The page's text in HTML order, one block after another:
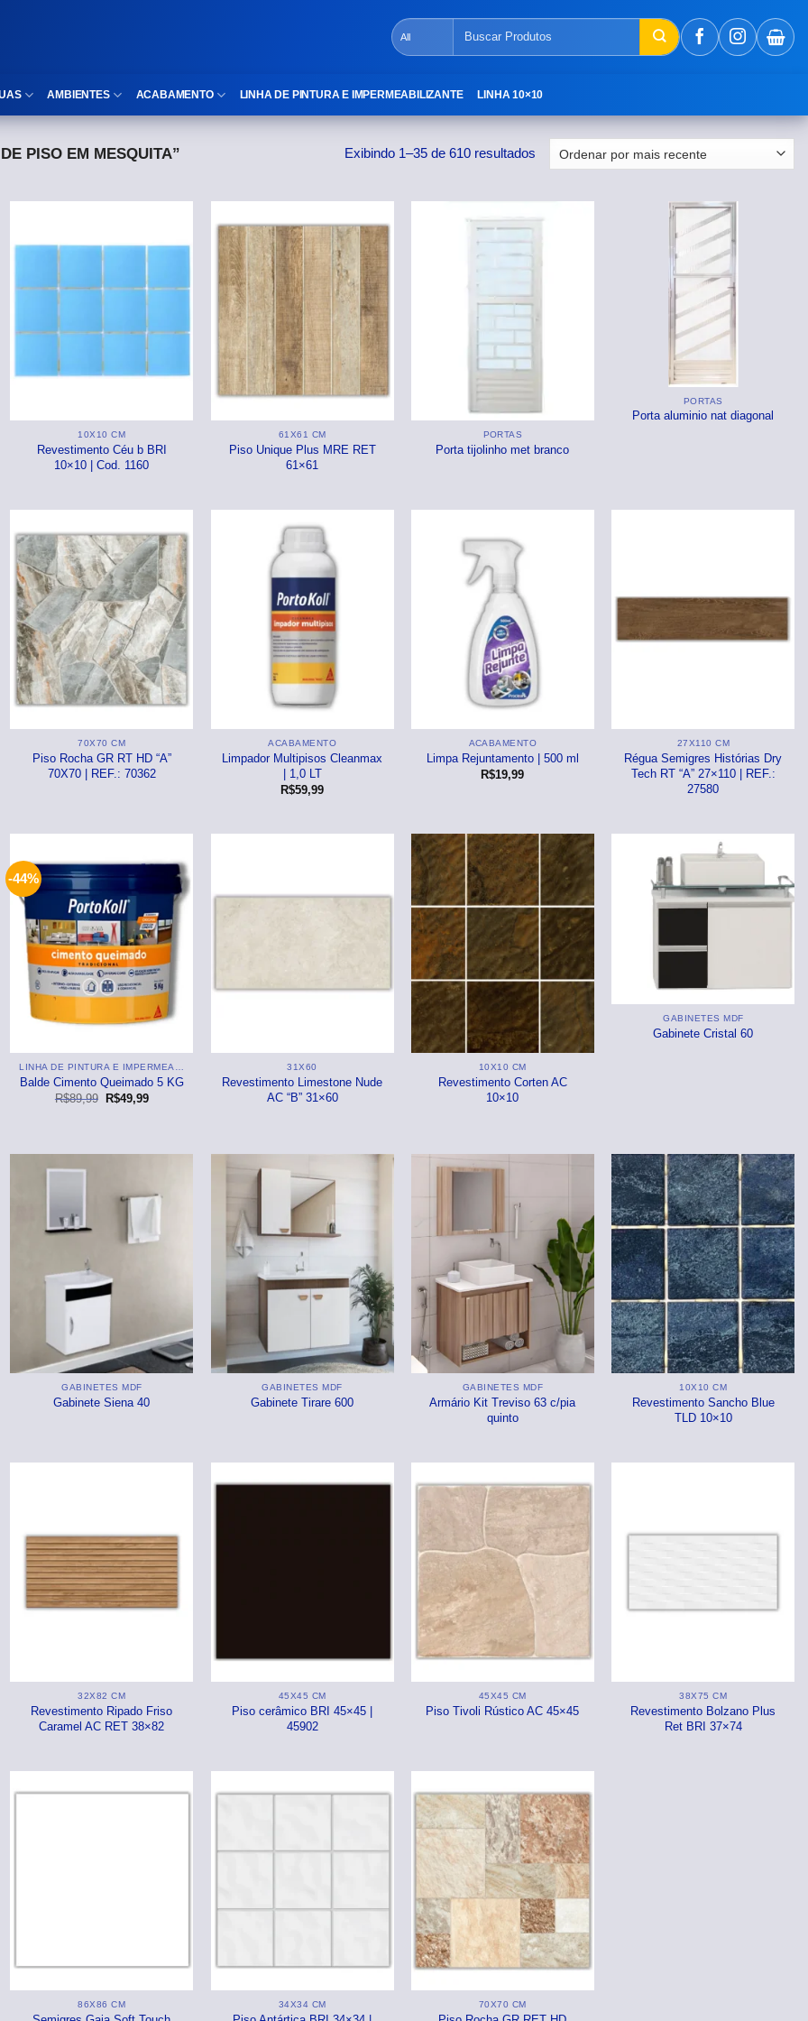
por:
⠀⠀Área Externa
⠀⠀Marmorizado
TAMANHOS
⠀⠀Área Interna
⠀⠀Área Externa
TEXTURAS
⠀⠀Madeira
⠀⠀Decorado
TAMANHOS
⠀⠀55×1,10
TEXTURAS
⠀⠀Madeira
TAMANHOS
⠀⠀96×96
⠀⠀24×150
AMBIENTES
Vaso sanitário
Gabinete MDF
Gabinetes de vidro
Duchas/Chuveiros
Acessórios para banheiro
Basculantes
Janelas
🟡 Pintura
Tintas
Massa corrida
Impermeabilizantes
Torneira
Pia/Cuba
Gabinete
Ralos
Grelhas
Caixa De Gordura
Tampões Para Esgoto
Registros E Acabamento
ACABAMENTO LINHA DE PINTURA E IMPERMEABILIZANTE LINHA 10×10
PISO EM MESQUITA” Exibindo 1–35 de 610 resultados
10X10 CM
Revestimento Céu b BRI
10×10 | Cod. 1160
61X61 CM
Piso Unique Plus MRE RET
61×61
PORTAS
Porta tijolinho met branco
PORTAS
Porta aluminio nat diagonal
70X70 CM
Piso Rocha GR RT HD “A”
70X70 | REF.: 70362
ACABAMENTO
Limpador Multipisos Cleanmax
| 1,0 LT
R$59,99
ACABAMENTO
Limpa Rejuntamento | 500 ml
R$19,99
27X110 CM
Régua Semigres Histórias Dry
Tech RT “A” 27×110 | REF.:
27580
-44%
LINHA DE PINTURA E IMPERMEABILIZANTE
Balde Cimento Queimado 5 KG
R$89,99 O
R$49,99O
31X60
Revestimento Limestone Nude
AC “B” 31×60
10X10 CM
Revestimento Corten AC
10×10
GABINETES MDF
Gabinete Cristal 60
GABINETES MDF
Gabinete Siena 40
GABINETES MDF
Gabinete Tirare 600
GABINETES MDF
Armário Kit Treviso 63 c/pia
quinto
10X10 CM
Revestimento Sancho Blue
TLD 10×10
32X82 CM
Revestimento Ripado Friso
Caramel AC RET 38×82
45X45 CM
Piso cerâmico BRI 45×45 |
45902
45X45 CM
Piso Tivoli Rústico AC 45×45
38X75 CM
Revestimento Bolzano Plus
Ret BRI 37×74
86X86 CM 34X34 CM 70X70 CM